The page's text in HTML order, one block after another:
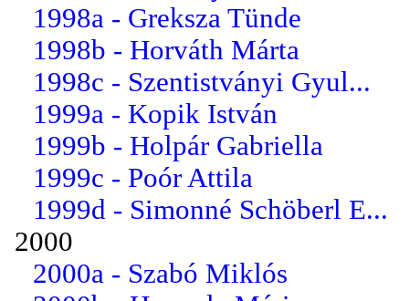
1998a - Greksza Tünde
1998b - Horváth Márta
1998c - Szentistványi Gyul...
1999a - Kopik István
1999b - Holpár Gabriella
1999c - Poór Attila
1999d - Simonné Schöberl E...
2000
2000a - Szabó Miklós